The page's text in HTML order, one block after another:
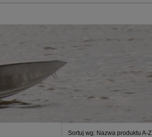
Sortuj wg: Nazwa produktu A-Z